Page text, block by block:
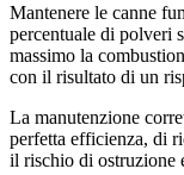
Mantenere le canne
percentuale di polveri
massimo la
con il risultato di un
La manutenzione
perfetta efficienza, di
il rischio di ostruzione